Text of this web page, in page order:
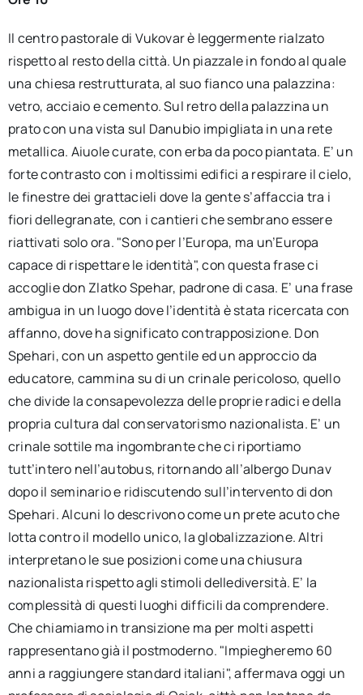
Il centro pastorale di Vukovar è leggermente rialzato
rispetto al resto della città. Un piazzale in fondo al quale
una chiesa restrutturata, al suo fianco una palazzina:
vetro, acciaio e cemento. Sul retro della palazzina un
prato con una vista sul Danubio impigliata in una rete
metallica. Aiuole curate, con erba da poco piantata. E’ un
forte contrasto con i moltissimi edifici a respirare il cielo,
le finestre dei grattacieli dove la gente s’affaccia tra i
fiori dellegranate, con i cantieri che sembrano essere
riattivati solo ora. "Sono per l’Europa, ma un’Europa
capace di rispettare le identità", con questa frase ci
accoglie don Zlatko Spehar, padrone di casa. E’ una frase
ambigua in un luogo dove l’identità è stata ricercata con
affanno, dove ha significato contrapposizione. Don
Spehari, con un aspetto gentile ed un approccio da
educatore, cammina su di un crinale pericoloso, quello
che divide la consapevolezza delle proprie radici e della
propria cultura dal conservatorismo nazionalista. E’ un
crinale sottile ma ingombrante che ci riportiamo
tutt’intero nell’autobus, ritornando all’albergo Dunav
dopo il seminario e ridiscutendo sull’intervento di don
Spehari. Alcuni lo descrivono come un prete acuto che
lotta contro il modello unico, la globalizzazione. Altri
interpretano le sue posizioni come una chiusura
nazionalista rispetto agli stimoli dellediversità. E’ la
complessità di questi luoghi difficili da comprendere.
Che chiamiamo in transizione ma per molti aspetti
rappresentano già il postmoderno. "Impiegheremo 60
anni a raggiungere standard italiani", affermava oggi un